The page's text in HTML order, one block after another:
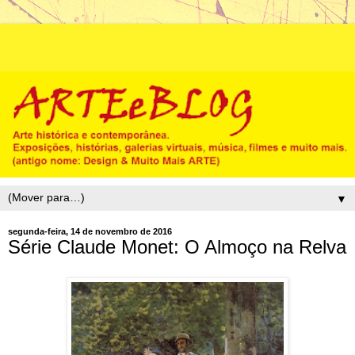
▼
segunda-feira, 14 de novembro de 2016
Série Claude Monet: O Almoço na Relva